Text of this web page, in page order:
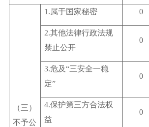
（三）
不予公
1.属于国家秘密 0
2.其他法律行政法规
禁止公开
0
3.危及“三安全一稳
定”
0
4.保护第三方合法权
益
0